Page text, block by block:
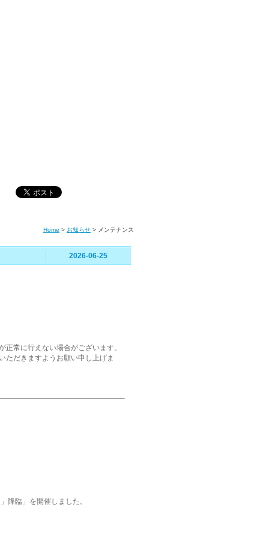
Home > お知らせ > メンテナンス
2026-06-25
常に行えない場合がございます。
ただきますようお願い申し上げま
降臨」を開催しました。